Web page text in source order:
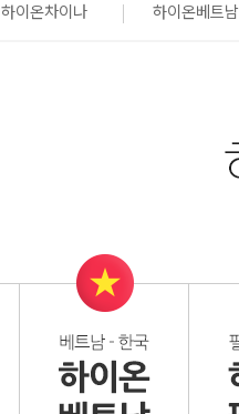
하이온차이나 하이온베트남